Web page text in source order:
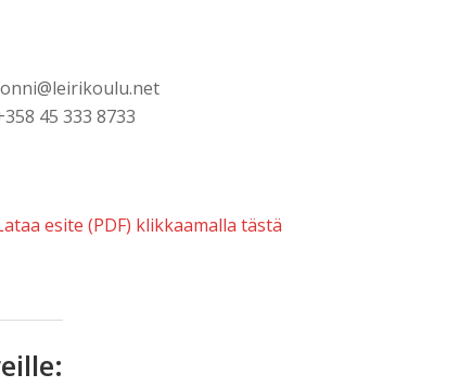
45 333 8733
esite (PDF) klikkaamalla tästä